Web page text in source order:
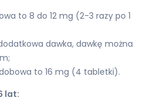
to 8 do 12 mg (2-3 razy po 1
dawka, dawkę można
to 16 mg (4 tabletki).
lat: